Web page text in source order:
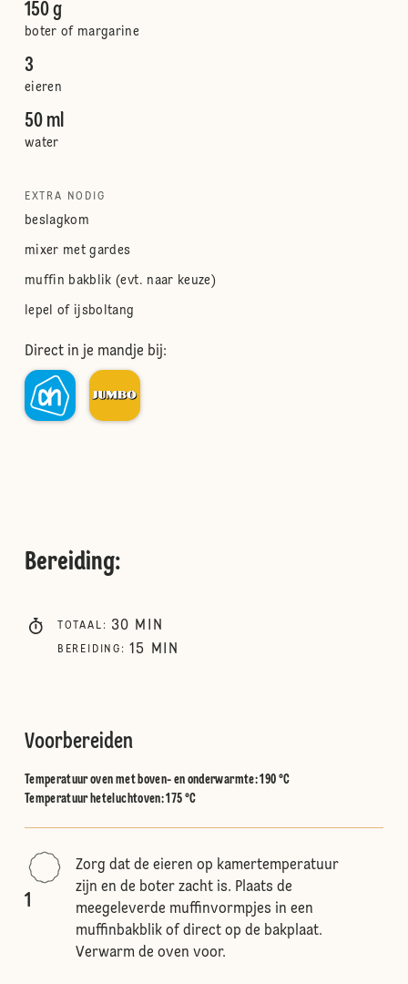
150 g
boter of margarine
3
eieren
50 ml
water
EXTRA NODIG
beslagkom
mixer met gardes
muffin bakblik (evt. naar keuze)
lepel of ijsboltang
Direct in je mandje bij:
Bereiding:
TOTAAL : 30 MIN
BEREIDING : 15 MIN
Voorbereiden
Temperatuur oven met boven- en onderwarmte:190 °C
Temperatuur heteluchtoven:175 °C
1
Zorg dat de eieren op kamertemperatuur
zijn en de boter zacht is. Plaats de
meegeleverde muffinvormpjes in een
muffinbakblik of direct op de bakplaat.
Verwarm de oven voor.